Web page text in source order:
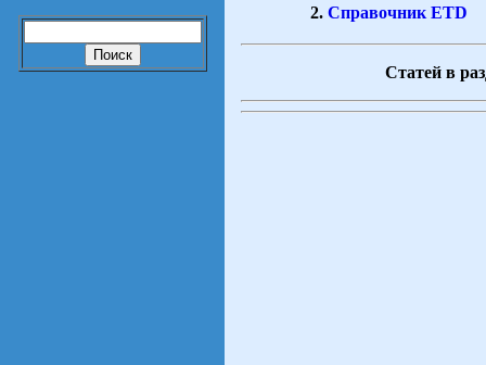
Справочник ETD
Статей в